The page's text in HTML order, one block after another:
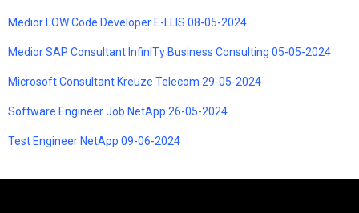
Medior LOW Code Developer E-LLIS 08-05-2024
Medior SAP Consultant InfinITy Business Consulting 05-05-2024
Microsoft Consultant Kreuze Telecom 29-05-2024
Software Engineer Job NetApp 26-05-2024
Test Engineer NetApp 09-06-2024